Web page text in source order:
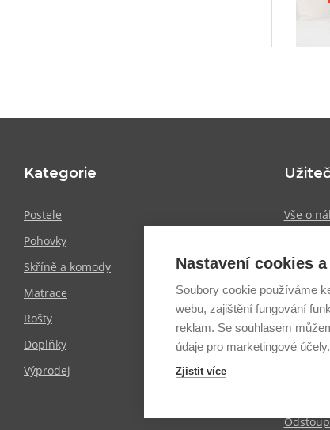
Kategorie
Postele
Pohovky
Skříně a komody
Matrace
Rošty
Doplňky
Výprodej
Vše o
Nastavení cookies
Soubory cookie používáme
webu, zajištění fungování
reklam. Se souhlasem
údaje pro marketingové účely.
Zjistit více